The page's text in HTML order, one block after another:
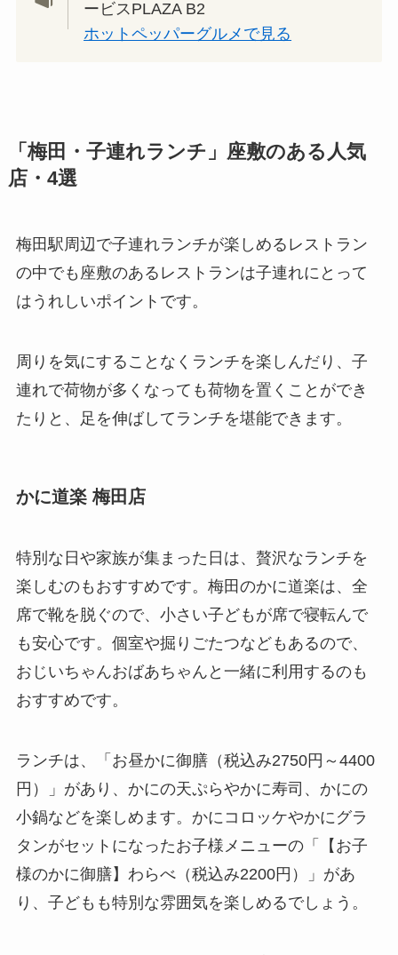
ービスPLAZA B2
ホットペッパーグルメで見る
「梅田・子連れランチ」座敷のある人気
店・4選
梅田駅周辺で子連れランチが楽しめるレストラン
の中でも座敷のあるレストランは子連れにとって
はうれしいポイントです。
周りを気にすることなくランチを楽しんだり、子
連れで荷物が多くなっても荷物を置くことができ
たりと、足を伸ばしてランチを堪能できます。
かに道楽 梅田店
特別な日や家族が集まった日は、贅沢なランチを
楽しむのもおすすめです。梅田のかに道楽は、全
席で靴を脱ぐので、小さい子どもが席で寝転んで
も安心です。個室や掘りごたつなどもあるので、
おじいちゃんおばあちゃんと一緒に利用するのも
おすすめです。
ランチは、「お昼かに御膳（税込み2750円～4400
円）」があり、かにの天ぷらやかに寿司、かにの
小鍋などを楽しめます。かにコロッケやかにグラ
タンがセットになったお子様メニューの「【お子
様のかに御膳】わらべ（税込み2200円）」があ
り、子どもも特別な雰囲気を楽しめるでしょう。